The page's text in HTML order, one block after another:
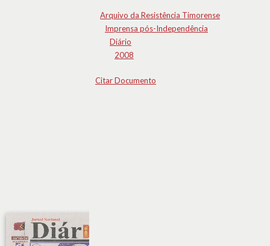
Arquivo da Resistência Timorense
Imprensa pós-Independência
Diário
2008
Citar Documento